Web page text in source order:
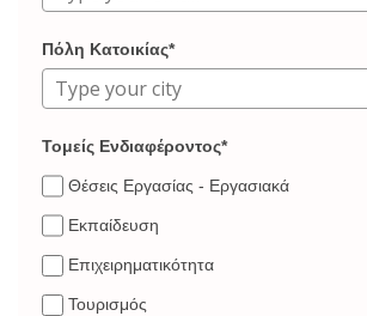
Πόλη Κατοικίας*
Τομείς Ενδιαφέροντος*
Θέσεις Εργασίας - Εργασιακά
Εκπαίδευση
Επιχειρηματικότητα
Τουρισμός